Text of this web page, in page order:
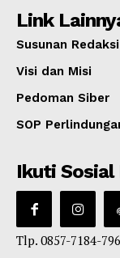
Link
Susunan Redaksi
Visi dan Misi
Pedoman Siber
SOP
Ikuti Sosial
Tlp. 0857-7184-